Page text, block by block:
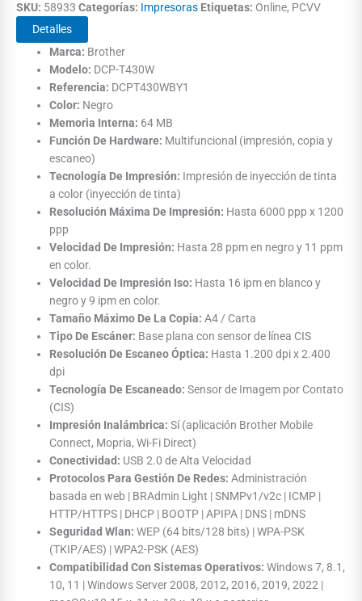
SKU: 58933 Categorías: Impresoras Etiquetas: Online, PCVV
Detalles
Marca: Brother
Modelo: DCP-T430W
Referencia: DCPT430WBY1
Color: Negro
Memoria Interna: 64 MB
Función De Hardware: Multifuncional (impresión, copia y
escaneo)
Tecnología De Impresión: Impresión de inyección de tinta
a color (inyección de tinta)
Resolución Máxima De Impresión: Hasta 6000 ppp x 1200
ppp
Velocidad De Impresión: Hasta 28 ppm en negro y 11 ppm
en color.
Velocidad De Impresión Iso: Hasta 16 ipm en blanco y
negro y 9 ipm en color.
Tamaño Máximo De La Copia: A4 / Carta
Tipo De Escáner: Base plana con sensor de línea CIS
Resolución De Escaneo Óptica: Hasta 1.200 dpi x 2.400
dpi
Tecnología De Escaneado: Sensor de Imagem por Contato
(CIS)
Impresión Inalámbrica: Sí (aplicación Brother Mobile
Connect, Mopria, Wi-Fi Direct)
Conectividad: USB 2.0 de Alta Velocidad
Protocolos Para Gestión De Redes: Administración
basada en web | BRAdmin Light | SNMPv1/v2c | ICMP |
HTTP/HTTPS | DHCP | BOOTP | APIPA | DNS | mDNS
Seguridad Wlan: WEP (64 bits/128 bits) | WPA-PSK
(TKIP/AES) | WPA2-PSK (AES)
Compatibilidad Con Sistemas Operativos: Windows 7, 8.1,
10, 11 | Windows Server 2008, 2012, 2016, 2019, 2022 |